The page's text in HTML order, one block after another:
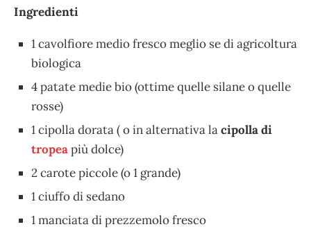
Ingredienti
1 cavolfiore medio fresco meglio se di agricoltura
biologica
4 patate medie bio (ottime quelle silane o quelle
rosse)
1 cipolla dorata ( o in alternativa lacipolla di
tropeapiù dolce)
2 carote piccole (o 1 grande)
1 ciuffo di sedano
1 manciata di prezzemolo fresco